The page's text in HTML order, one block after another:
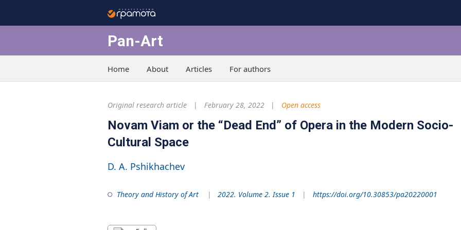
Pan-Art
Home About Articles For authors
Original research article February 28, 2022 Open access
Novam Viam or the “Dead End” of Opera in the Modern Socio-
Cultural Space
D. A. Pshikhachev
Theory and History of Art 2022. Volume 2. Issue 1 https://doi.org/10.30853/pa20220001